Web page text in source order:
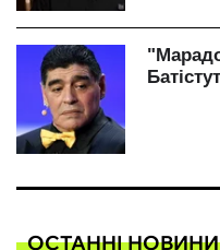
ОСТАННІ НОВИНИ